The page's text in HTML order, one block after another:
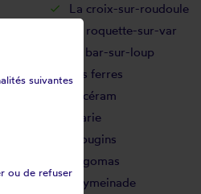
La croix-sur-roudoule
La roquette-sur-var
Le bar-sur-loup
Les ferres
Lucéram
Marie
Mougins
Pégomas
Peymeinade
suivantes
ou de refuser